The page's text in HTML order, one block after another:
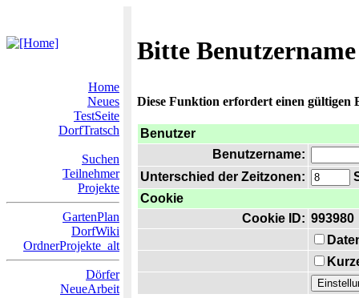
Bitte
Home
Neues
TestSeite
DorfTratsch
Suchen
Teilnehmer
Projekte
GartenPlan
DorfWiki
OrdnerProjekte_alt
Dörfer
NeueArbeit
Diese Funktion erfordert einen gültigen
Benutzer
Benutzername:
Unterschied der Zeitzonen:
Cookie
Cookie ID: 993980